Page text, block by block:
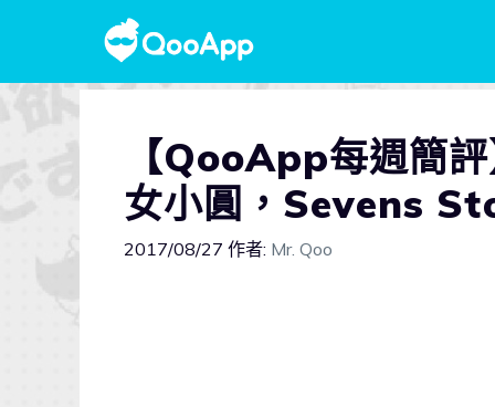
【QooApp每週簡
女小圓，Sevens
2017/08/27 作者: Mr. Qoo